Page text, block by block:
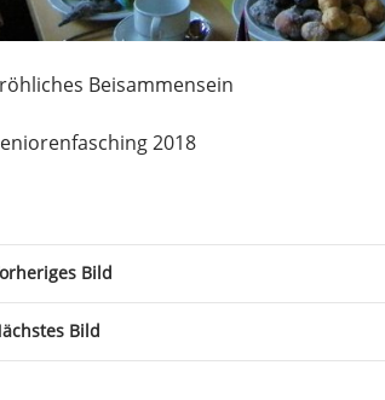
Beisammensein
2018
Bild
Bild